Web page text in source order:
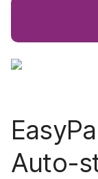
Auto-